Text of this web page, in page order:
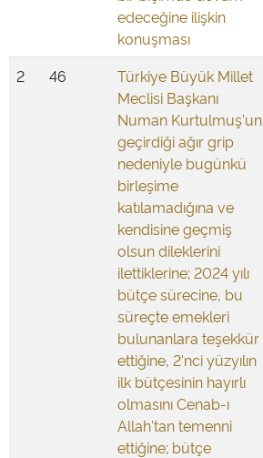
edeceğine ilişkin
konuşması
2 46
Türkiye Büyük Millet
Meclisi Başkanı
Numan Kurtulmuş'un
geçirdiği ağır grip
nedeniyle bugünkü
birleşime
katılamadığına ve
kendisine geçmiş
olsun dileklerini
ilettiklerine; 2024 yılı
bütçe sürecine, bu
süreçte emekleri
bulunanlara teşekkür
ettiğine, 2'nci yüzyılın
ilk bütçesinin hayırlı
olmasını Cenab-ı
Allah'tan temenni
ettiğine; bütçe